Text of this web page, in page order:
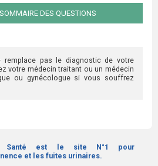
DES QUESTIONS
remplace pas le diagnostic de votre
votre médecin traitant ou un médecin
ou gynécologue si vous souffrez
Santé est le site N°1 pour
et les fuites urinaires.